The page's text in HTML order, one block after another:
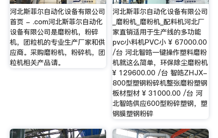
河北斯菲尔自动化设备有限公司
首页 - .com河北斯菲尔自动化
设备有限公司是磨粉机，粉碎
机，团粒机的专业生产厂家和供
应商。采购磨粉机，粉碎机，团
粒机相关产品请。
河北斯菲尔自动化设备有限公司
_磨粉机_磨粉机_配料机河北厂
家直销适用于生产线的多功能
pvc小料机PVC小 ¥ 67000.00
/台 河北智皓一键操作塑料磨粉
机就这么简单，环保除尘磨粉机
¥ 129600.00 /台 智皓ZHJX-
800型塑钢粉碎机整张磨粉塑钢
板材型材 ¥ 31000.00 /台 河
北智皓供应600型粉碎塑钢，塑
钢膜塑钢粉碎